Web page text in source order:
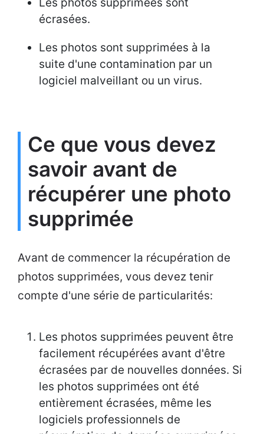
Les photos supprimées sont
écrasées.
Les photos sont supprimées à la
suite d'une contamination par un
logiciel malveillant ou un virus.
Ce que vous devez
savoir avant de
récupérer une photo
supprimée
Avant de commencer la récupération de
photos supprimées, vous devez tenir
compte d'une série de particularités:
Les photos supprimées peuvent être
facilement récupérées avant d'être
écrasées par de nouvelles données. Si
les photos supprimées ont été
entièrement écrasées, même les
logiciels professionnels de